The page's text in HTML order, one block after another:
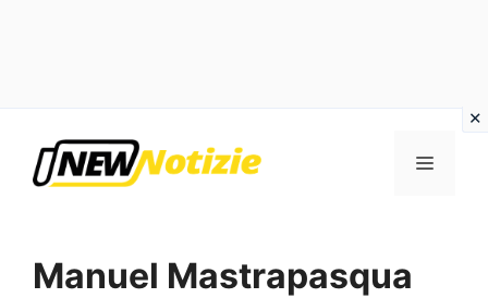
Menu
Manuel Mastrapasqua